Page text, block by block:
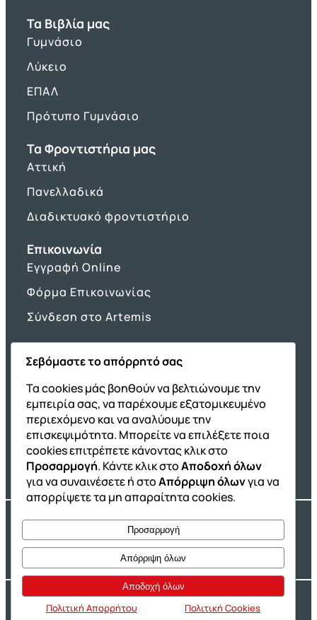
Τα Βιβλία μας
Γυμνάσιο
Λύκειο
ΕΠΑΛ
Πρότυπο Γυμνάσιο
Τα Φροντιστήρια μας
Αττική
Πανελλαδικά
Διαδικτυακό φροντιστήριο
Επικοινωνία
Εγγραφή Online
Φόρμα Επικοινωνίας
Σύνδεση στο Artemis
Όμιλος ΔΙΑΚΡΟΤΗΜΑ
ΔΙΑΚΡΟΤΗΜΑ@Home
Σχολική Μελέτη After School
Εκδόσεις Καλαϊτζίδη
Franchise ΔΙΑΚΡΟΤΗΜΑ
Copyright® 2004 –2026Εκπαιδευτικός Όμιλος ΔΙΑΚΡΟΤΗΜΑ®. Αρ.
Γ.Ε.Μ.Η.: 54967109000.
Oceancube – Hosted by
Ιδιωτικότητα Πολιτική Cookies
Σεβόμαστε το απόρρητό σας
Τα cookies μάς βοηθούν να βελτιώνουμε την
εμπειρία σας, να παρέχουμε εξατομικευμένο
περιεχόμενο και να αναλύουμε την
επισκεψιμότητα. Μπορείτε να επιλέξετε ποια
cookies επιτρέπετε κάνοντας κλικ στο
Προσαρμογή. Κάντε κλικ στοΑποδοχή όλων
για να συναινέσετε ή στοΑπόρριψη όλωνγια να
απορρίψετε τα μη απαραίτητα cookies.
Προσαρμογή
Απόρριψη όλων
Αποδοχή όλων
Πολιτική Απορρήτου Πολιτική Cookies